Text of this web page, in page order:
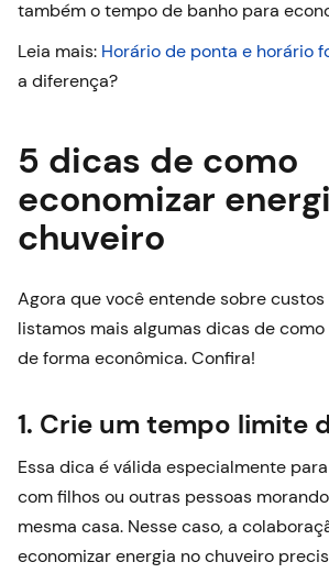
também o tempo de banho para
Leia mais: Horário de ponta e horário
a diferença?
5 dicas de como
economizar
chuveiro
Agora que você entende sobre
listamos mais algumas dicas de
de forma econômica. Confira!
1. Crie um tempo limite
Essa dica é válida especialmente
com filhos ou outras pessoas
mesma casa. Nesse caso, a
economizar energia no chuveiro